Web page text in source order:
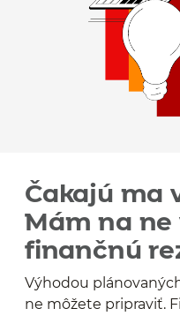
Čakajú ma
Mám na
finančnú
Výhodou
ne môžete pripraviť.